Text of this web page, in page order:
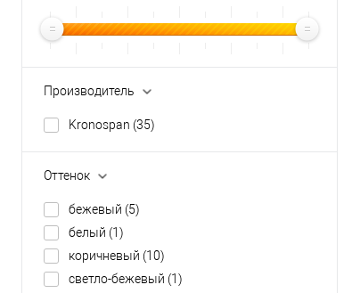
Производитель
Kronospan (35)
Оттенок
бежевый (5)
белый (1)
коричневый (10)
светло-бежевый (1)